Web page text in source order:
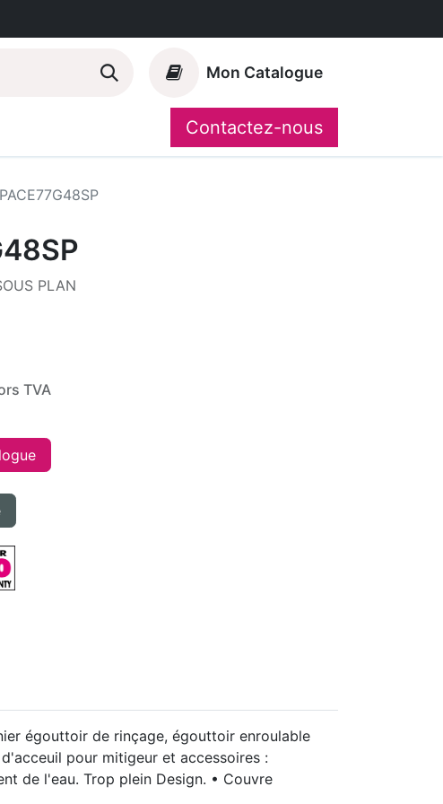
Mon Catalogue
CompoShop
Contactez-nous
PLAN
TVA
égouttoir de rinçage, égouttoir enroulable
pour mitigeur et accessoires :
de l'eau. Trop plein Design. • Couvre